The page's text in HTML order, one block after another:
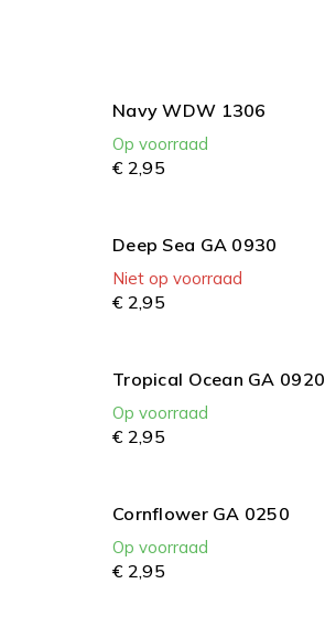
Navy WDW 1306
Op voorraad
€ 2,95
Deep Sea GA 0930
Niet op voorraad
€ 2,95
Tropical Ocean GA 0920
Op voorraad
€ 2,95
Cornflower GA 0250
Op voorraad
€ 2,95